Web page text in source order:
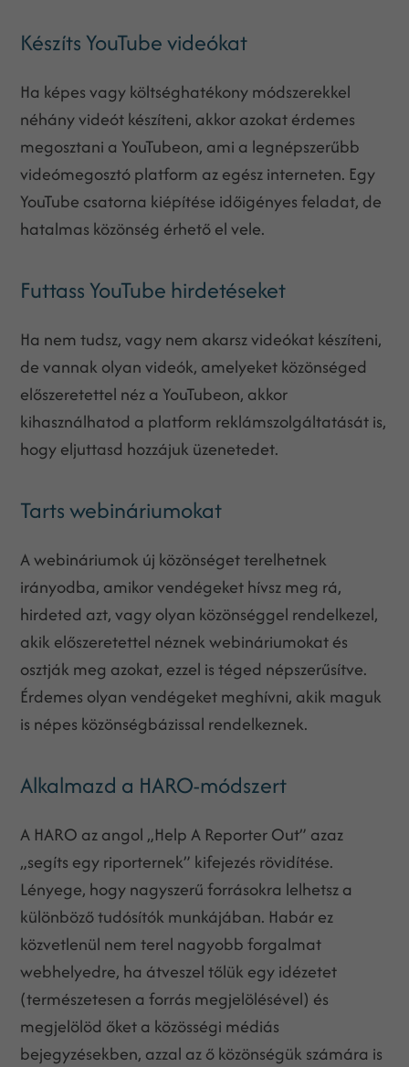
Készíts YouTube videókat
Ha képes vagy költséghatékony módszerekkel
néhány videót készíteni, akkor azokat érdemes
megosztani a YouTubeon, ami a legnépszerűbb
videómegosztó platform az egész interneten. Egy
YouTube csatorna kiépítése időigényes feladat, de
hatalmas közönség érhető el vele.
Futtass YouTube hirdetéseket
Ha nem tudsz, vagy nem akarsz videókat készíteni,
de vannak olyan videók, amelyeket közönséged
előszeretettel néz a YouTubeon, akkor
kihasználhatod a platform reklámszolgáltatását is,
hogy eljuttasd hozzájuk üzenetedet.
Tarts webináriumokat
A webináriumok új közönséget terelhetnek
irányodba, amikor vendégeket hívsz meg rá,
hirdeted azt, vagy olyan közönséggel rendelkezel,
akik előszeretettel néznek webináriumokat és
osztják meg azokat, ezzel is téged népszerűsítve.
Érdemes olyan vendégeket meghívni, akik maguk
is népes közönségbázissal rendelkeznek.
Alkalmazd a HARO-módszert
A HARO az angol „Help A Reporter Out” azaz
„segíts egy riporternek” kifejezés rövidítése.
Lényege, hogy nagyszerű forrásokra lelhetsz a
különböző tudósítók munkájában. Habár ez
közvetlenül nem terel nagyobb forgalmat
webhelyedre, ha átveszel tőlük egy idézetet
(természetesen a forrás megjelölésével) és
megjelölöd őket a közösségi médiás
bejegyzésekben, azzal az ő közönségük számára is